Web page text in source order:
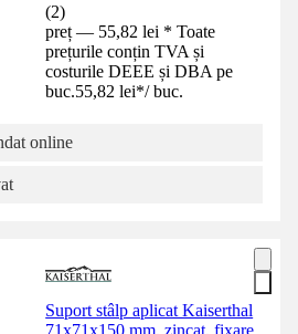
(2)
preț — 55,82 lei * Toate
prețurile conțin TVA și
costurile DEEE și DBA pe
buc.55,82 lei*/ buc.
online
Suport stâlp aplicat Kaiserthal
71x71x150 mm, zincat, fixare